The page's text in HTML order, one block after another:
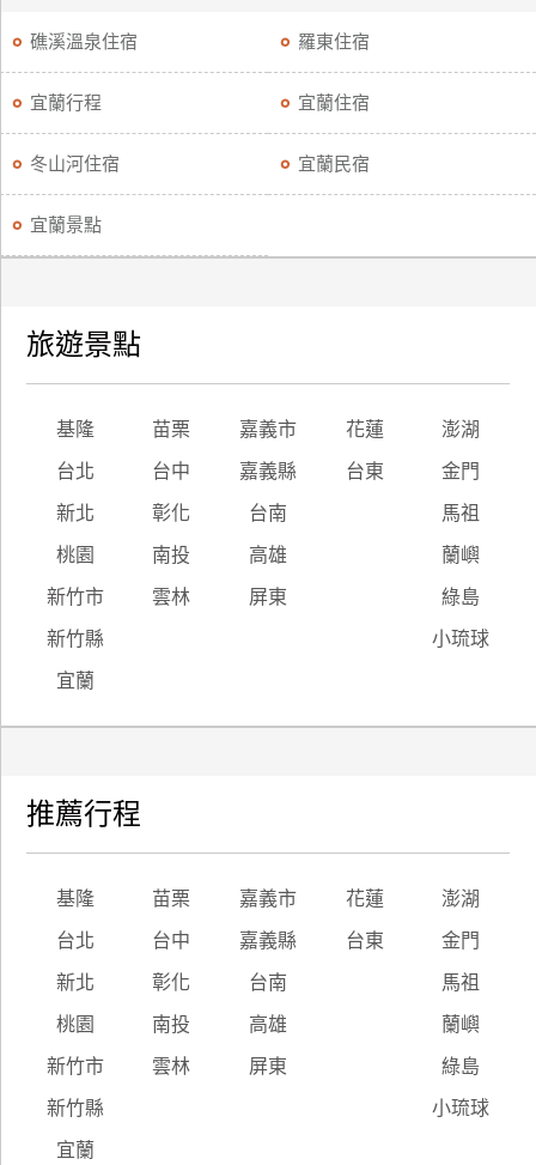
礁溪溫泉住宿 羅東住宿
宜蘭行程 宜蘭住宿
冬山河住宿 宜蘭民宿
宜蘭景點
旅遊景點
基隆 苗栗 嘉義市 花蓮 澎湖
台北 台中 嘉義縣 台東 金門
新北 彰化 台南 馬祖
桃園 南投 高雄 蘭嶼
新竹市 雲林 屏東 綠島
新竹縣 小琉球
宜蘭
推薦行程
基隆 苗栗 嘉義市 花蓮 澎湖
台北 台中 嘉義縣 台東 金門
新北 彰化 台南 馬祖
桃園 南投 高雄 蘭嶼
新竹市 雲林 屏東 綠島
新竹縣 小琉球
宜蘭